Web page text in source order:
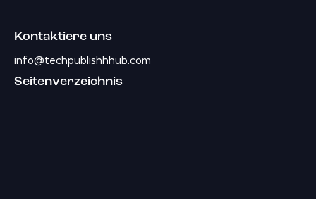
Kontaktiere uns
info@techpublishhhub.com
Seitenverzeichnis